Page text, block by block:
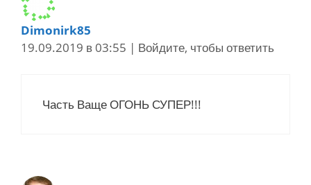
Dimonirk85
19.09.2019 в 03:55 | Войдите, чтобы ответить
Часть Ваще ОГОНЬ СУПЕР!!!